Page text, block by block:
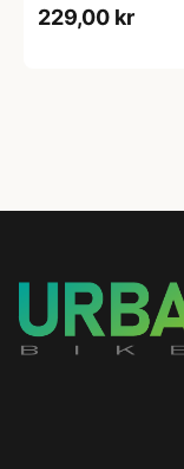
229,00 kr